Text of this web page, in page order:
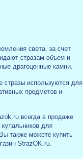
света, за счет
стразам объем и
драгоценные камни.
используются для
предметов и
всегда в продаже
для
также можете купить
StrazOK.ru.